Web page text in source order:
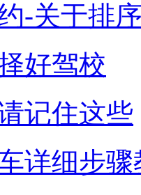
-关于排
好驾校
记住这些
详细步骤